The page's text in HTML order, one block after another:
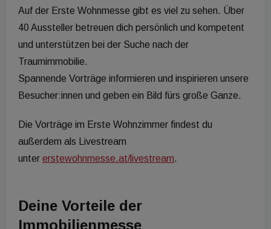
Auf der Erste Wohnmesse gibt es viel zu sehen. Über
40 Aussteller betreuen dich persönlich und kompetent
und unterstützen bei der Suche nach der
Traumimmobilie.
Spannende Vorträge informieren und inspirieren unsere
Besucher:innen und geben ein Bild fürs große Ganze.
Die Vorträge im Erste Wohnzimmer findest du
außerdem als Livestream
unter erstewohnmesse.at/livestream.
Deine Vorteile der
Immobilienmesse